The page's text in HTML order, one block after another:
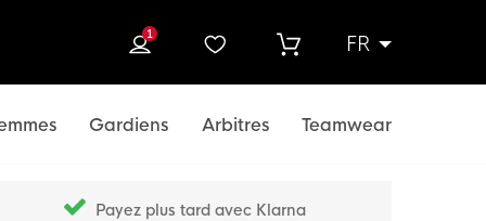
FR
1
Gardiens Arbitres Teamwear
Payez plus tard avec Klarna